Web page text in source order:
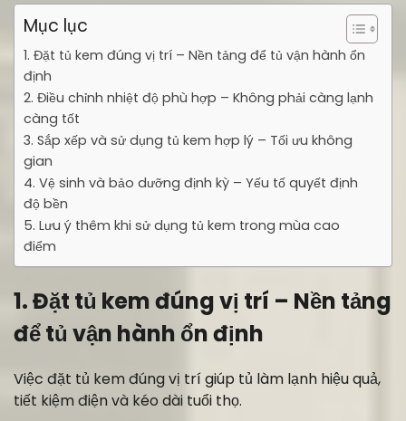
Mục lục
1. Đặt tủ kem đúng vị trí – Nền tảng để tủ vận hành ổn
định
2. Điều chỉnh nhiệt độ phù hợp – Không phải càng lạnh
càng tốt
3. Sắp xếp và sử dụng tủ kem hợp lý – Tối ưu không
gian
4. Vệ sinh và bảo dưỡng định kỳ – Yếu tố quyết định
độ bền
5. Lưu ý thêm khi sử dụng tủ kem trong mùa cao
điểm
1. Đặt tủ kem đúng vị trí – Nền tảng
để tủ vận hành ổn định
Việc đặt tủ kem đúng vị trí giúp tủ làm lạnh hiệu quả,
tiết kiệm điện và kéo dài tuổi thọ.